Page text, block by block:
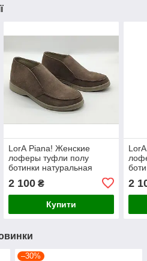
LorА Piana! Женские
лоферы туфли полу
ботинки натуральная
Пиана
2 100₴
Купити
2
–30%